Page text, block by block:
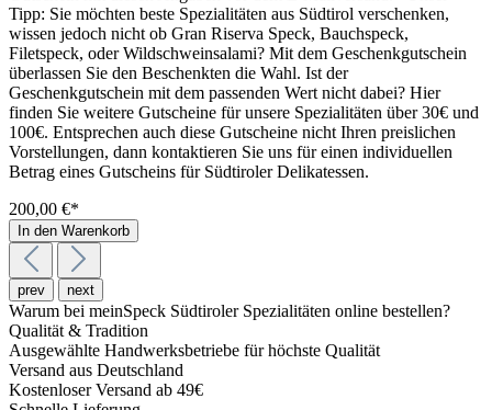
Tipp: Sie möchten beste Spezialitäten aus Südtirol verschenken,
wissen jedoch nicht ob Gran Riserva Speck, Bauchspeck,
Filetspeck, oder Wildschweinsalami? Mit dem Geschenkgutschein
überlassen Sie den Beschenkten die Wahl. Ist der
Geschenkgutschein mit dem passenden Wert nicht dabei? Hier
finden Sie weitere Gutscheine für unsere Spezialitäten über 30€ und
100€. Entsprechen auch diese Gutscheine nicht Ihren preislichen
Vorstellungen, dann kontaktieren Sie uns für einen individuellen
Betrag eines Gutscheins für Südtiroler Delikatessen.
200,00 €*
In den Warenkorb
prev next
Warum bei meinSpeck Südtiroler Spezialitäten online bestellen?
Qualität & Tradition
Ausgewählte Handwerksbetriebe für höchste Qualität
Versand aus Deutschland
Kostenloser Versand ab 49€